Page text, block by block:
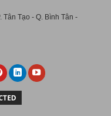
Tân Tạo - Q. Bình Tân -